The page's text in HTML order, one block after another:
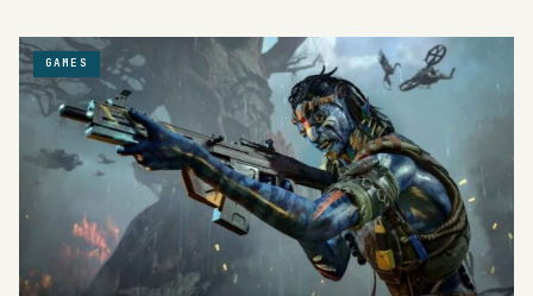
GAMES